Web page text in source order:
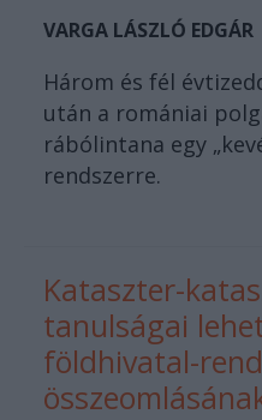
VARGA LÁSZLÓ EDGÁR
Három és fél
után a romániai
rábólintana egy
rendszerre.
Kataszter-
tanulságai
földhivatal-